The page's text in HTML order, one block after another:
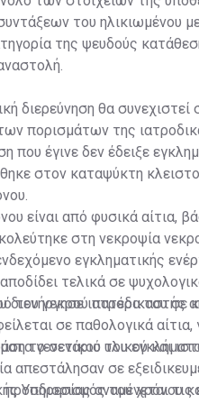
του ηλικιωμένου
της ψευδούς
διερεύνηση θα συνεχιστεί
πορισμάτων της
που έγινε δεν έδειξε
στον καταψύκτη
είναι από φυσικά αίτια,
στη νεκροψία
εγκληματικής
τελικά σε
του νεκρού πατέρα του σε
ιατροδικαστής
σε παθολογικά αίτια,
το σενάριο του
γενετικού υλικού και
απεστάλησαν σε
Υπηρεσίας αναμένεται τις
προσδιορισμός του χρόνου